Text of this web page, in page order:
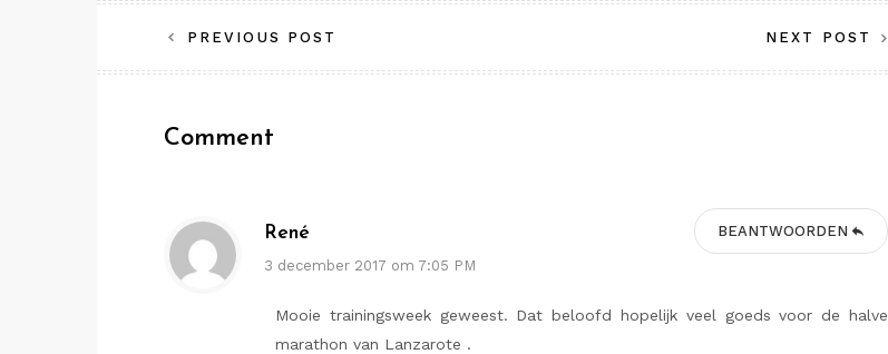
Bericht
navigatie
PREVIOUS POST NEXT POST
Comment
René
3 december 2017 om 7:05 PM
Mooie trainingsweek geweest. Dat beloofd hopelijk veel goeds voor de halve
marathon van Lanzarote .
BEANTWOORDEN